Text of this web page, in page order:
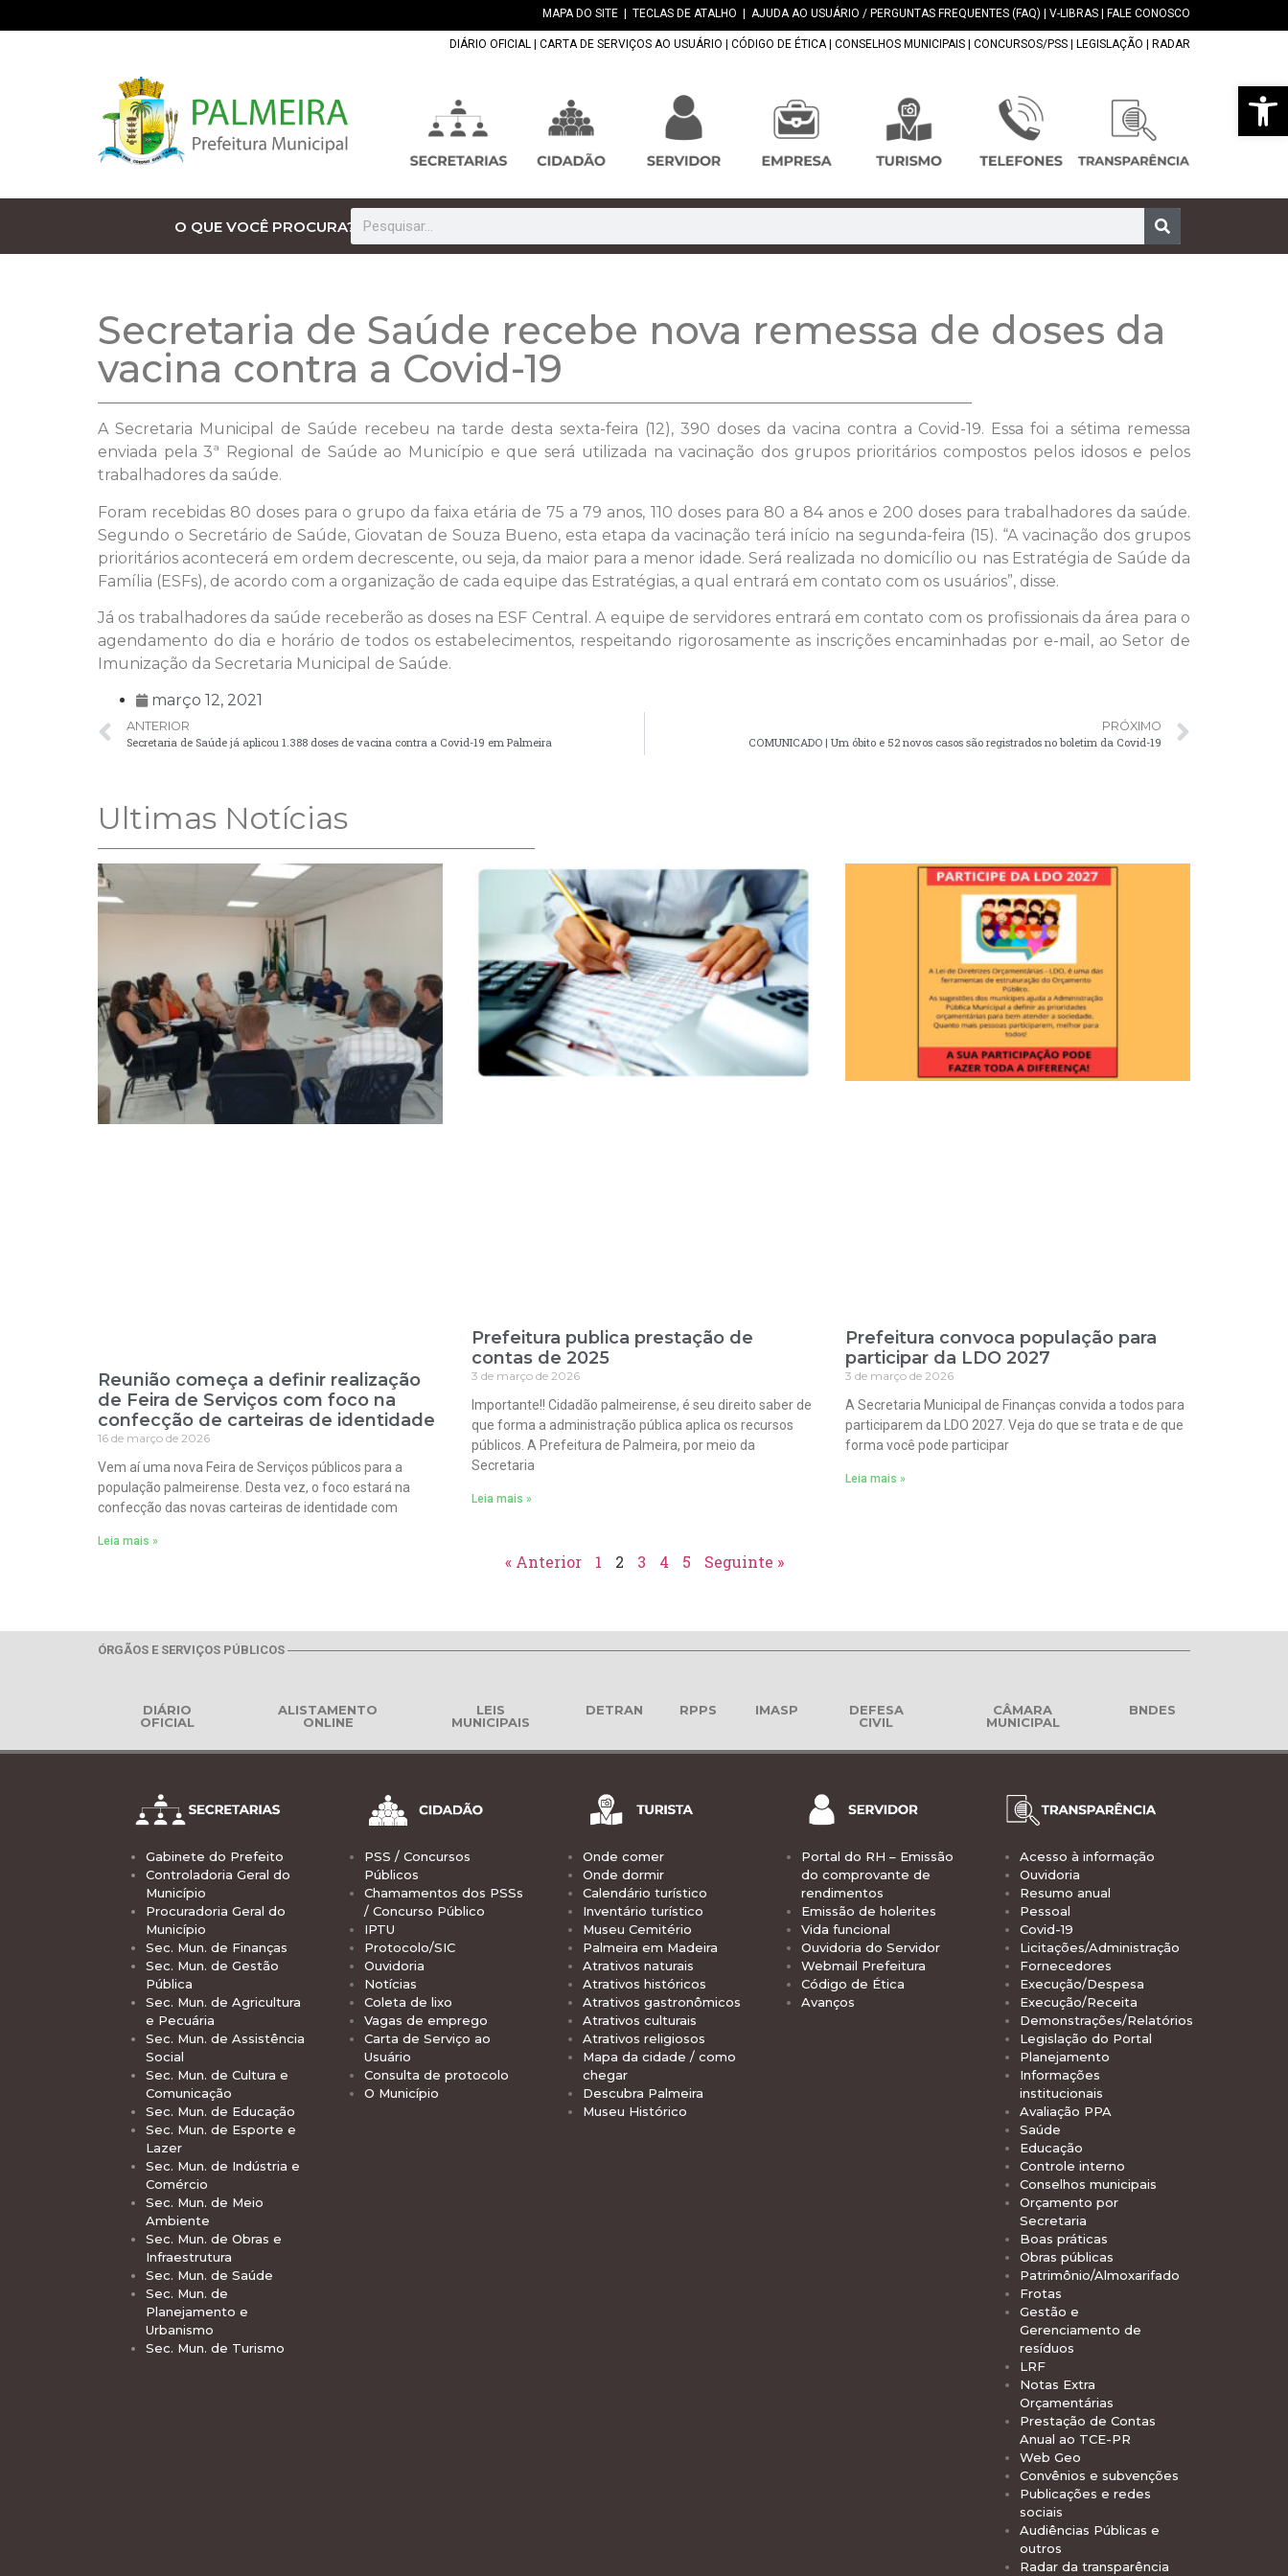
Abrir
MAPA DO SITE TECLAS DE ATALHO AJUDA AO USUÁRIO / PERGUNTAS FREQUENTES (FAQ) V-LIBRAS FALE CONOSCO
DIÁRIO OFICIAL CARTA DE SERVIÇOS AO USUÁRIO CÓDIGO DE ÉTICA| CONSELHOS MUNICIPAIS CONCURSOS/PSS LEGISLAÇÃO RADAR
O QUE VOCÊ PROCURA?
Secretaria de Saúde recebe nova remessa de doses da
vacina contra a Covid-19
A Secretaria Municipal de Saúde recebeu na tarde desta sexta-feira (12), 390 doses da vacina contra a Covid-19. Essa foi a sétima remessa
enviada pela 3ª Regional de Saúde ao Município e que será utilizada na vacinação dos grupos prioritários compostos pelos idosos e pelos
trabalhadores da saúde.
Foram recebidas 80 doses para o grupo da faixa etária de 75 a 79 anos, 110 doses para 80 a 84 anos e 200 doses para trabalhadores da saúde.
Segundo o Secretário de Saúde, Giovatan de Souza Bueno, esta etapa da vacinação terá início na segunda-feira (15). “A vacinação dos grupos
prioritários acontecerá em ordem decrescente, ou seja, da maior para a menor idade. Será realizada no domicílio ou nas Estratégia de Saúde da
Família (ESFs), de acordo com a organização de cada equipe das Estratégias, a qual entrará em contato com os usuários”, disse.
Já os trabalhadores da saúde receberão as doses na ESF Central. A equipe de servidores entrará em contato com os profissionais da área para o
agendamento do dia e horário de todos os estabelecimentos, respeitando rigorosamente as inscrições encaminhadas por e-mail, ao Setor de
Imunização da Secretaria Municipal de Saúde.
março 12, 2021
ANTERIOR
Secretaria de Saúde já aplicou 1.388 doses de vacina contra a Covid-19 em Palmeira
PRÓXIMO
COMUNICADO | Um óbito e 52 novos casos são registrados no boletim da Covid-19
Ultimas Notícias
Reunião começa a definir realização
de Feira de Serviços com foco na
confecção de carteiras de identidade
16 de março de 2026
Vem aí uma nova Feira de Serviços públicos para a
população palmeirense. Desta vez, o foco estará na
confecção das novas carteiras de identidade com
Leia mais »
Prefeitura publica prestação de
contas de 2025
3 de março de 2026
Importante!! Cidadão palmeirense, é seu direito saber de
que forma a administração pública aplica os recursos
públicos. A Prefeitura de Palmeira, por meio da
Secretaria
Leia mais »
Prefeitura convoca população para
participar da LDO 2027
3 de março de 2026
A Secretaria Municipal de Finanças convida a todos para
participarem da LDO 2027. Veja do que se trata e de que
forma você pode participar
Leia mais »
« Anterior 1 2 3 4 5 Seguinte »
ÓRGÃOS E SERVIÇOS PÚBLICOS
DIÁRIO
OFICIAL
ALISTAMENTO
ONLINE
LEIS
MUNICIPAIS
DETRAN RPPS IMASP
DEFESA
CIVIL
CÂMARA
MUNICIPAL
BNDES
Gabinete do Prefeito
Controladoria Geral do
Município
Procuradoria Geral do
Município
Sec. Mun. de Finanças
Sec. Mun. de Gestão
Pública
Sec. Mun. de Agricultura
e Pecuária
Sec. Mun. de Assistência
Social
Sec. Mun. de Cultura e
Comunicação
Sec. Mun. de Educação
Sec. Mun. de Esporte e
Lazer
Sec. Mun. de Indústria e
Comércio
Sec. Mun. de Meio
Ambiente
Sec. Mun. de Obras e
Infraestrutura
Sec. Mun. de Saúde
Sec. Mun. de
Planejamento e
Urbanismo
Sec. Mun. de Turismo
PSS / Concursos
Públicos
Chamamentos dos PSSs
/ Concurso Público
IPTU
Protocolo/SIC
Ouvidoria
Notícias
Coleta de lixo
Vagas de emprego
Carta de Serviço ao
Usuário
Consulta de protocolo
O Município
Onde comer
Onde dormir
Calendário turístico
Inventário turístico
Museu Cemitério
Palmeira em Madeira
Atrativos naturais
Atrativos históricos
Atrativos gastronômicos
Atrativos culturais
Atrativos religiosos
Mapa da cidade / como
chegar
Descubra Palmeira
Museu Histórico
Portal do RH – Emissão
do comprovante de
rendimentos
Emissão de holerites
Vida funcional
Ouvidoria do Servidor
Webmail Prefeitura
Código de Ética
Avanços
Acesso à informação
Ouvidoria
Resumo anual
Pessoal
Covid-19
Licitações/Administração
Fornecedores
Execução/Despesa
Execução/Receita
Demonstrações/Relatórios
Legislação do Portal
Planejamento
Informações
institucionais
Avaliação PPA
Saúde
Educação
Controle interno
Conselhos municipais
Orçamento por
Secretaria
Boas práticas
Obras públicas
Patrimônio/Almoxarifado
Frotas
Gestão e
Gerenciamento de
resíduos
LRF
Notas Extra
Orçamentárias
Prestação de Contas
Anual ao TCE-PR
Web Geo
Convênios e subvenções
Publicações e redes
sociais
Audiências Públicas e
outros
Radar da transparência